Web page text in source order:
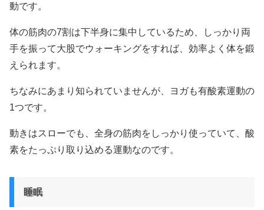
動です。
体の筋肉の7割は下半身に集中しているため、しっかり両
手を振って大股でウォーキングをすれば、効率よく体を鍛
えられます。
ちなみにあまり知られていませんが、ヨガも有酸素運動の
1つです。
動きはスローでも、全身の筋肉をしっかり使っていて、酸
素をたっぷり取り込める運動なのです。
睡眠